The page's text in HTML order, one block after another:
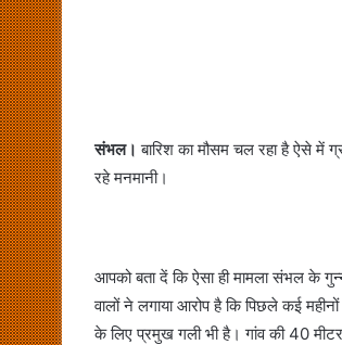
संभल। बारिश का मौसम चल रहा है ऐसे में
रहे मनमानी।
आपको बता दें कि ऐसा ही मामला संभल के
वालों ने लगाया आरोप है कि पिछले कई
के लिए प्रमुख गली भी है। गांव की 40